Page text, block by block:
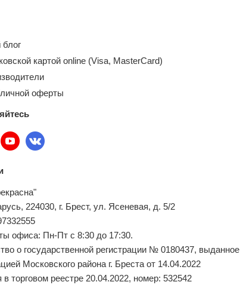
картой online (Visa, MasterCard)
оферты
224030, г. Брест, ул. Ясеневая, д. 5/2
офиса: Пн-Пт с 8:30 до 17:30.
о государственной регистрации № 0180437, выданное
Московского района г. Бреста от 14.04.2022
в торговом реестре 20.04.2022, номер: 532542